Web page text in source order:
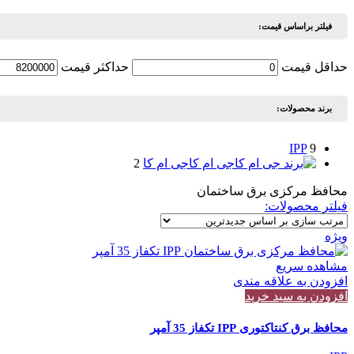
فیلتر براساس قیمت:
حداقل قیمت حداكثر قيمت
برند محصولات:
IPP 9
جی ام کاجی ام کا 2
محافظ مرکزی برق ساختمان
فیلتر محصولات:
ویژه
مشاهده سریع
افزودن به علاقه مندی
افزودن به سبد خرید
محافظ برق کنتاکتوری IPP تکفاز 35 آمپر